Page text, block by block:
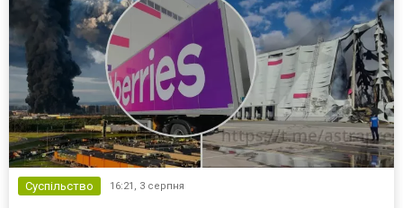
Суспільство 16:21, 3 серпня